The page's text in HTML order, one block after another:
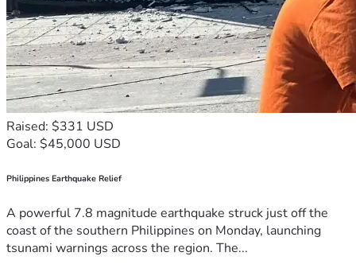
Raised: $331 USD
Goal: $45,000 USD
Philippines Earthquake Relief
A powerful 7.8 magnitude earthquake struck just off the
coast of the southern Philippines on Monday, launching
tsunami warnings across the region. The...